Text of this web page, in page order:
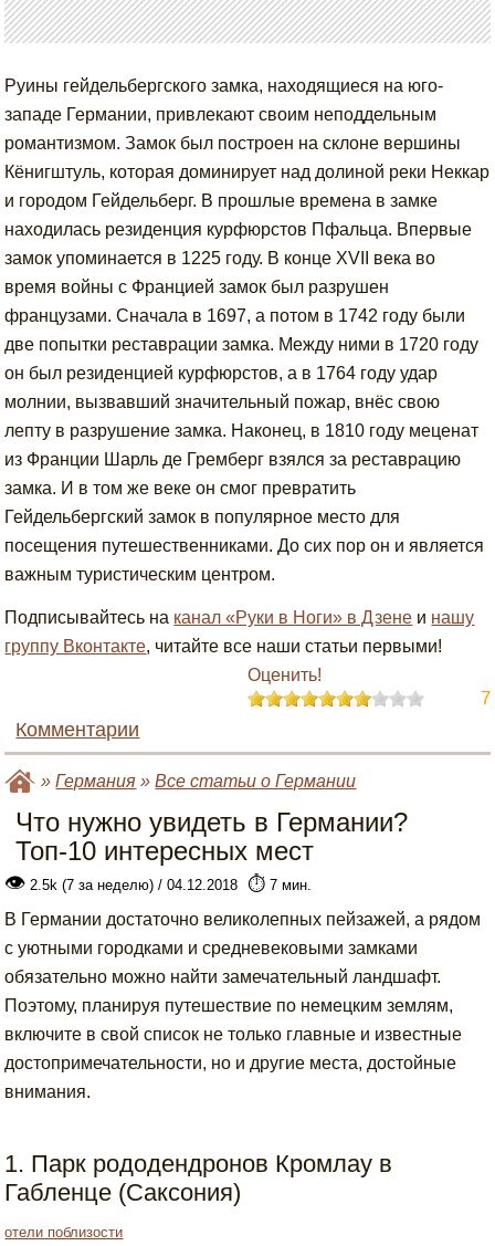
Руины гейдельбергского замка, находящиеся на юго-
западе Германии, привлекают своим неподдельным
романтизмом. Замок был построен на склоне вершины
Кёнигштуль, которая доминирует над долиной реки Неккар
и городом Гейдельберг. В прошлые времена в замке
находилась резиденция курфюрстов Пфальца. Впервые
замок упоминается в 1225 году. В конце XVII века во
время войны с Францией замок был разрушен
французами. Сначала в 1697, а потом в 1742 году были
две попытки реставрации замка. Между ними в 1720 году
он был резиденцией курфюрстов, а в 1764 году удар
молнии, вызвавший значительный пожар, внёс свою
лепту в разрушение замка. Наконец, в 1810 году меценат
из Франции Шарль де Гремберг взялся за реставрацию
замка. И в том же веке он смог превратить
Гейдельбергский замок в популярное место для
посещения путешественниками. До сих пор он и является
важным туристическим центром.
Подписывайтесь на канал «Руки в Ноги» в Дзене и нашу
группу Вконтакте, читайте все наши статьи первыми!
Оценить!
7
Комментарии
»Германия »Все статьи о Германии
Что нужно увидеть в Германии?
Топ-10 интересных мест
👁 2.5k (7 за неделю) / 04.12.2018 ⏱️ 7 мин.
В Германии достаточно великолепных пейзажей, а рядом
с уютными городками и средневековыми замками
обязательно можно найти замечательный ландшафт.
Поэтому, планируя путешествие по немецким землям,
включите в свой список не только главные и известные
достопримечательности, но и другие места, достойные
внимания.
1. Парк рододендронов Кромлау в
Габленце (Саксония)
отели поблизости